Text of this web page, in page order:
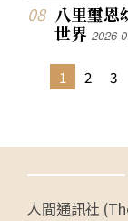
八里璽
世界2026-
1 2 3
人間通訊社